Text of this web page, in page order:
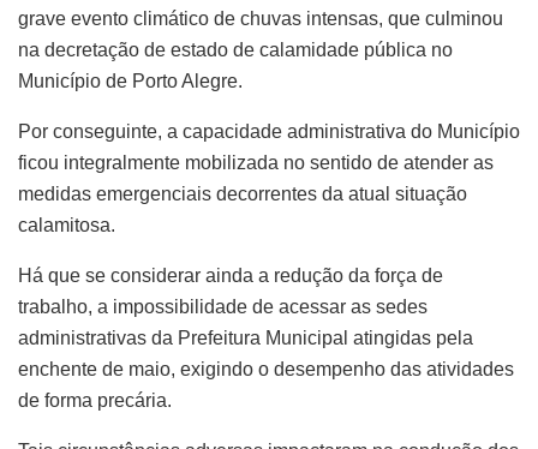
grave evento climático de chuvas intensas, que culminou
na decretação de estado de calamidade pública no
Município de Porto Alegre.
Por conseguinte, a capacidade administrativa do Município
ficou integralmente mobilizada no sentido de atender as
medidas emergenciais decorrentes da atual situação
calamitosa.
Há que se considerar ainda a redução da força de
trabalho, a impossibilidade de acessar as sedes
administrativas da Prefeitura Municipal atingidas pela
enchente de maio, exigindo o desempenho das atividades
de forma precária.